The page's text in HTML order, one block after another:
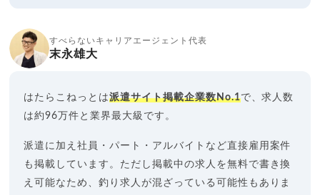
すべらないキャリアエージェント代表
末永雄大
はたらこねっとは派遣サイト掲載企業数No.1で、求人数
は約96万件と業界最大級です。
派遣に加え社員・パート・アルバイトなど直接雇用案件
も掲載しています。ただし掲載中の求人を無料で書き換
え可能なため、釣り求人が混ざっている可能性もありま